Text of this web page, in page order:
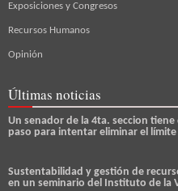
Exposiciones y Congresos
Recursos Humanos
Opinión
Últimas noticias
Un senador de la 4ta. seccion
paso para intentar eliminar el
Sustentabilidad y gestión de
en un seminario del Instituto de la